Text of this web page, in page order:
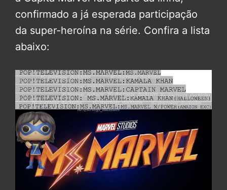
confirmado a já esperada participação
da super-heroína na série. Confira a lista
abaixo: